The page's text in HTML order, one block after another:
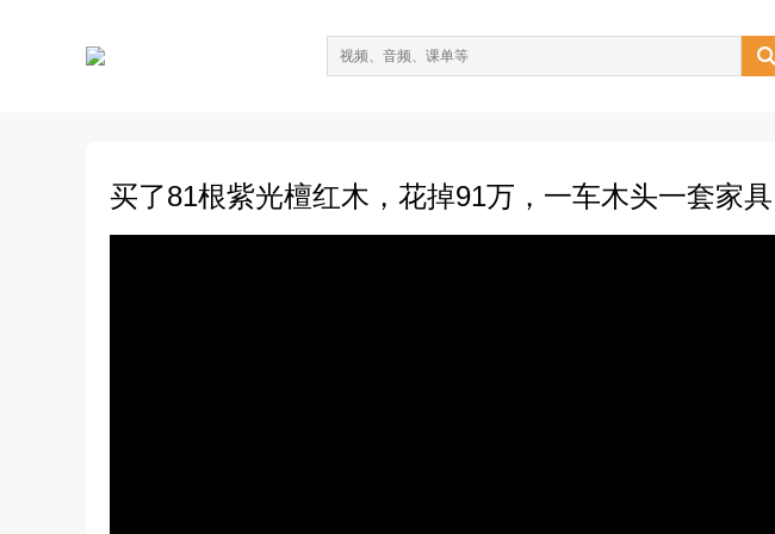

买了81根紫光檀红木，花掉91万，一车木头一套家具